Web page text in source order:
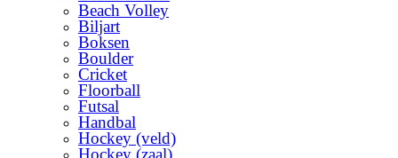
Beach Volley
Biljart
Boksen
Boulder
Cricket
Floorball
Futsal
Handbal
Hockey (veld)
Hockey (zaal)